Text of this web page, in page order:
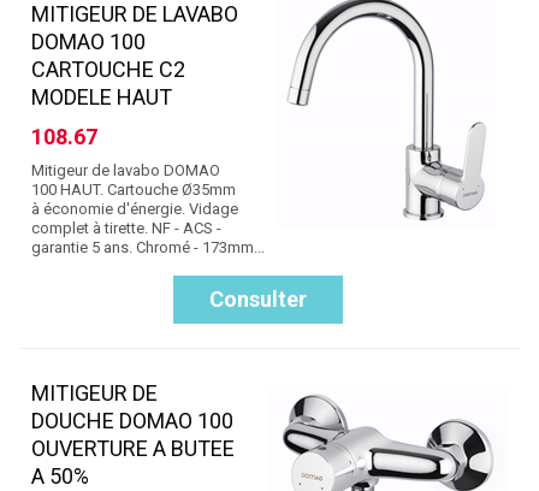
MITIGEUR DE LAVABO
DOMAO 100
CARTOUCHE C2
MODELE HAUT
108.67
Mitigeur de lavabo DOMAO
100 HAUT. Cartouche Ø35mm
à économie d'énergie. Vidage
complet à tirette. NF - ACS -
garantie 5 ans. Chromé - 173mm...
Consulter
MITIGEUR DE
DOUCHE DOMAO 100
OUVERTURE A BUTEE
A 50%